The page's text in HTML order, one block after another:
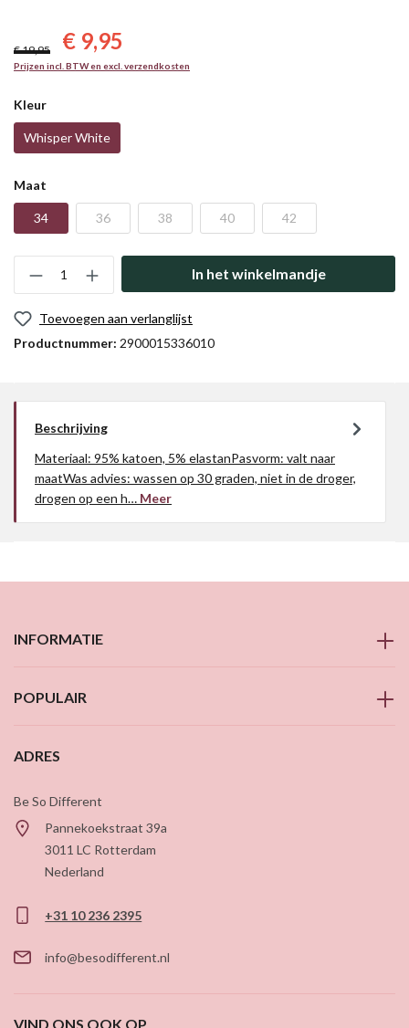
€ 19,95 € 9,95
Prijzen incl. BTW en excl. verzendkosten
Kleur
Whisper White
Maat
34 36 38 40 42
In het winkelmandje
Toevoegen aan verlanglijst
Productnummer: 2900015336010
Beschrijving
Materiaal: 95% katoen, 5% elastanPasvorm: valt naar
maatWas advies: wassen op 30 graden, niet in de droger,
drogen op een h… Meer
INFORMATIE
POPULAIR
ADRES
Be So Different
Pannekoekstraat 39a
3011 LC Rotterdam
Nederland
+31 10 236 2395
info@besodifferent.nl
VIND ONS OOK OP